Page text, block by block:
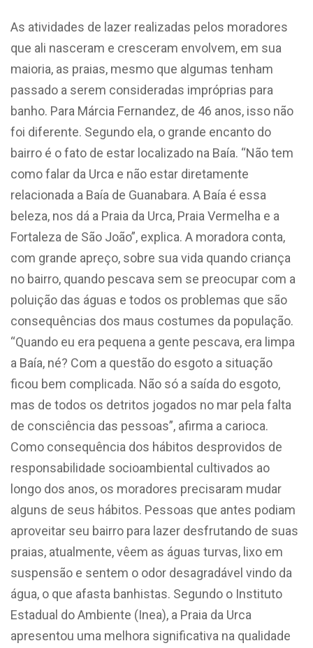
As atividades de lazer realizadas pelos moradores
que ali nasceram e cresceram envolvem, em sua
maioria, as praias, mesmo que algumas tenham
passado a serem consideradas impróprias para
banho. Para Márcia Fernandez, de 46 anos, isso não
foi diferente. Segundo ela, o grande encanto do
bairro é o fato de estar localizado na Baía. “Não tem
como falar da Urca e não estar diretamente
relacionada a Baía de Guanabara. A Baía é essa
beleza, nos dá a Praia da Urca, Praia Vermelha e a
Fortaleza de São João”, explica. A moradora conta,
com grande apreço, sobre sua vida quando criança
no bairro, quando pescava sem se preocupar com a
poluição das águas e todos os problemas que são
consequências dos maus costumes da população.
“Quando eu era pequena a gente pescava, era limpa
a Baía, né? Com a questão do esgoto a situação
ficou bem complicada. Não só a saída do esgoto,
mas de todos os detritos jogados no mar pela falta
de consciência das pessoas”, afirma a carioca.
Como consequência dos hábitos desprovidos de
responsabilidade socioambiental cultivados ao
longo dos anos, os moradores precisaram mudar
alguns de seus hábitos. Pessoas que antes podiam
aproveitar seu bairro para lazer desfrutando de suas
praias, atualmente, vêem as águas turvas, lixo em
suspensão e sentem o odor desagradável vindo da
água, o que afasta banhistas. Segundo o Instituto
Estadual do Ambiente (Inea), a Praia da Urca
apresentou uma melhora significativa na qualidade